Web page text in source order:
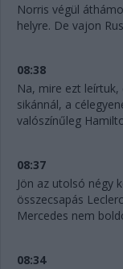
Norris végül
helyre. De vajon
08:38
Na, mire ezt leírtuk,
sikánnál, a
valószínűleg
08:37
Jön az utolsó négy
összecsapás
Mercedes nem
08:34